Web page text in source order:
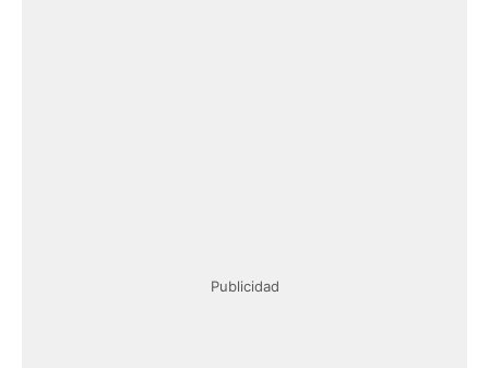
Publicidad